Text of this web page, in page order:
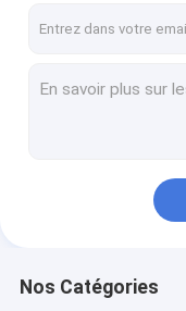
Nos Catégories